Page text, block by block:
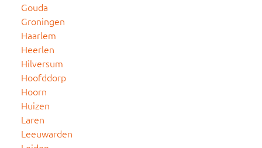
Gouda
Groningen
Haarlem
Heerlen
Hilversum
Hoofddorp
Hoorn
Huizen
Laren
Leeuwarden